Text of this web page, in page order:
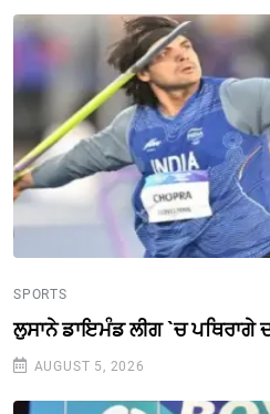
SPORTS
ਲੁਸਾਨੇ ਡਾਇਮੰਡ ਲੀਗ `ਚ ਪਥਿਰਾਗੇ
AUGUST 5, 2026